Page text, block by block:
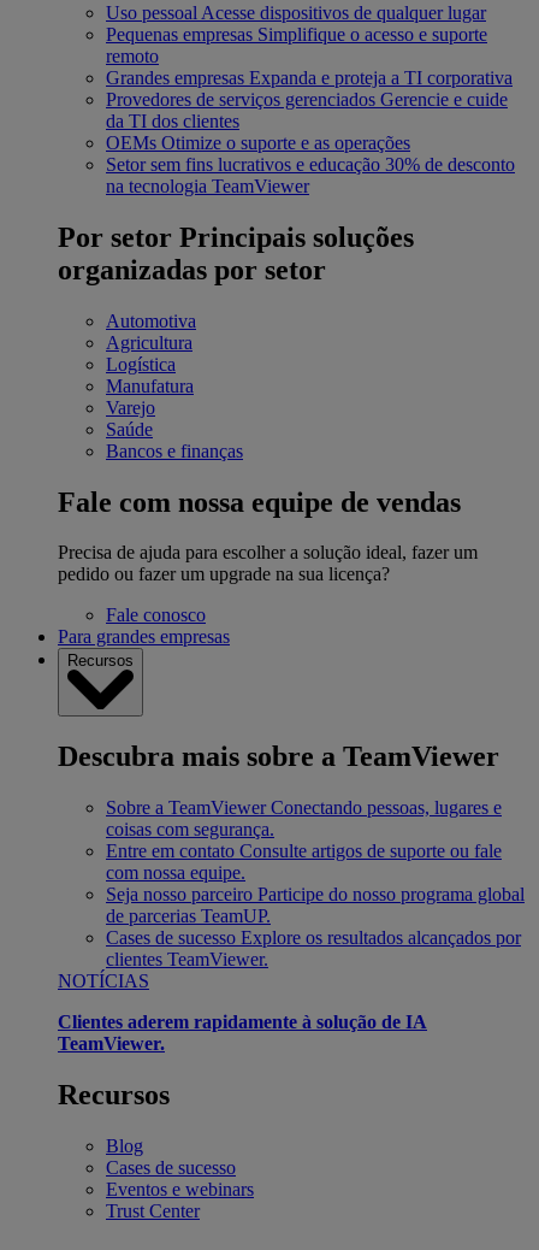
Uso pessoal Acesse dispositivos de qualquer lugar
Pequenas empresas Simplifique o acesso e suporte
remoto
Grandes empresas Expanda e proteja a TI corporativa
Provedores de serviços gerenciados Gerencie e cuide
da TI dos clientes
OEMs Otimize o suporte e as operações
Setor sem fins lucrativos e educação 30% de desconto
na tecnologia TeamViewer
Por setor Principais soluções
organizadas por setor
Automotiva
Agricultura
Logística
Manufatura
Varejo
Saúde
Bancos e finanças
Fale com nossa equipe de vendas
Precisa de ajuda para escolher a solução ideal, fazer um
pedido ou fazer um upgrade na sua licença?
Fale conosco
Para grandes empresas
Recursos
Descubra mais sobre a TeamViewer
Sobre a TeamViewer Conectando pessoas, lugares e
coisas com segurança.
Entre em contato Consulte artigos de suporte ou fale
com nossa equipe.
Seja nosso parceiro Participe do nosso programa global
de parcerias TeamUP.
Cases de sucesso Explore os resultados alcançados por
clientes TeamViewer.
NOTÍCIAS
Clientes aderem rapidamente à solução de IA
TeamViewer.
Recursos
Blog
Cases de sucesso
Eventos e webinars
Trust Center